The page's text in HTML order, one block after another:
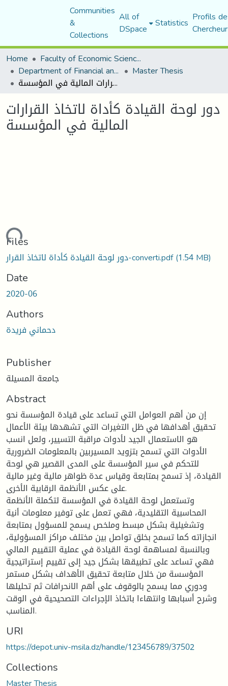
Communities
&
Collections
All of
DSpace Statistics Profils
Home
Faculty of Economic Sciences, Commerce and Management Sciences
Department of Financial and Accounting Sciences Master Thesis
دور لوحة القيادة كأداة لاتخاذ القرارات المالية في المؤسسة
دور لوحة القيادة كأداة لاتخاذ القرارات
المالية في المؤسسة
Files
دور لوحة القيادة كأداة لاتخاذ القرار-converti.pdf(1.54 MB)
Date
2020-06
Authors
دحماني فريدة
Publisher
جامعة المسيلة
Abstract
إن من أهم العوامل التي تساعد على قيادة المؤسسة نحو
تحقيق أهدافها في ظل التغيرات التي تشهدها بيئة الأعمال
هو الاستعمال الجيد لأدوات مراقبة التسيير، ولعل انسب
الأدوات التي تسمح بتزويد المسيربين بالمعلومات الضرورية
للتحكم في سير المؤسسة على المدى القصير هي لوحة
القيادة، إذ تسمح بمتابعة وقياس عدة ظواهر مالية وغير مالية
على عكس الأنظمة الرقابية الأخرى.
وتستعمل لوحة القيادة في المؤسسة لتكملة الأنظمة
المحاسبية التقليدية، فهي تعمل على توفير معلومات أنية
وتشغيلية بشكل مبسط وملخص يسمح للمسؤول بمتابعة
انجازاته كما تسمح بخلق تواصل بين مختلف مراکز المسؤولية،
وبالنسبة لمساهمة لوحة القيادة في عملية التقييم المالي
فهي تساعد على تطبيقها بشكل جيد إلى تقييم إستراتيجية
المؤسسة من خلال متابعة تحقيق الأهداف بشكل مستمر
ودوري مما يسمح بالوقوف على أهم الانحرافات ثم تحليلها
وشرح أسبابها وانتهاءا باتخاذ الإجراءات التصحيحية في الوقت
المناسب.
URI
https://depot.univ-msila.dz/handle/123456789/37502
Collections